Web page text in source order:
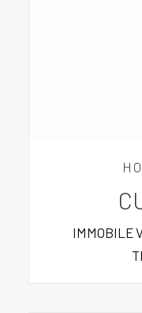
IMMOBILE